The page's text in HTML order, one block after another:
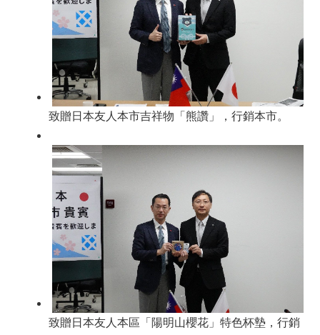
致贈日本友人本市吉祥物「熊讚」，行銷本市。
致贈日本友人本區「陽明山櫻花」特色杯墊，行銷